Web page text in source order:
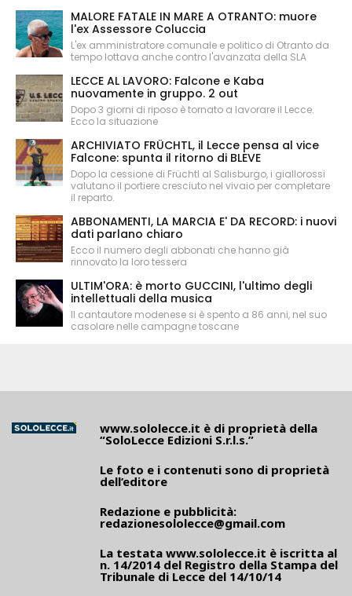
MALORE FATALE IN MARE A OTRANTO: muore
l'ex Assessore Coluccia
L'ex amministratore comunale e politico di Otranto da
tempo lottava anche contro l'avanzata della SLA
LECCE AL LAVORO: Falcone e Kaba
nuovamente in gruppo. 2 out
Dopo 3 giorni di riposo è tornato a lavorare il Lecce.
Ecco la situazione
ARCHIVIATO FRÜCHTL, il Lecce pensa al vice
Falcone: spunta il ritorno di BLEVE
Dopo la cessione di Früchtl al Salisburgo, i giallorossi
valutano il portiere cresciuto nel vivaio per completare
il reparto.
ABBONAMENTI, LA MARCIA E' DA RECORD: i nuovi
dati parlano chiaro
Ecco il numero degli abbonati che hanno già
rinnovato la loro tessera
ULTIM'ORA: è morto GUCCINI, l'ultimo degli
intellettuali della musica
Il cantautore modenese si è spento a 86 anni, nel suo
casolare nelle campagne toscane
www.sololecce.it è di proprietà della
“SoloLecce Edizioni S.r.l.s.”
Le foto e i contenuti sono di proprietà
dell’editore
Redazione e pubblicità:
redazionesololecce@gmail.com
La testata www.sololecce.it è iscritta al
n. 14/2014 del Registro della Stampa del
Tribunale di Lecce del 14/10/14